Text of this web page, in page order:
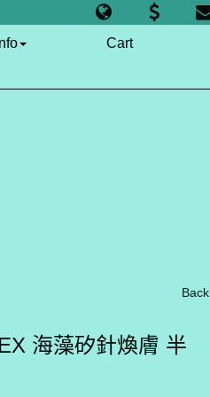
Cart
Back
海藻矽針煥膚 半